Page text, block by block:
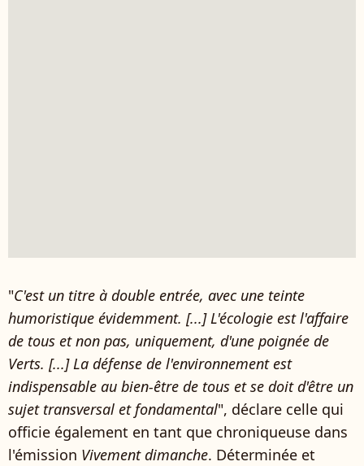
"C'est un titre à double entrée, avec une teinte
humoristique évidemment. [...] L'écologie est l'affaire
de tous et non pas, uniquement, d'une poignée de
Verts. [...] La défense de l'environnement est
indispensable au bien-être de tous et se doit d'être un
sujet transversal et fondamental", déclare celle qui
officie également en tant que chroniqueuse dans
l'émission Vivement dimanche. Déterminée et